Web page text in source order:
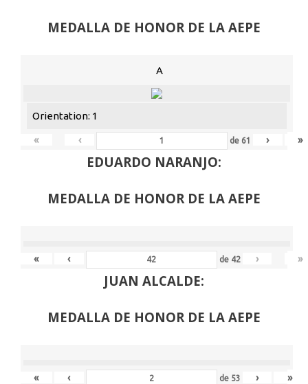
MEDALLA DE HONOR DE LA AEPE
A
Orientation: 1
« ‹ de 61 › »
EDUARDO NARANJO:
MEDALLA DE HONOR DE LA AEPE
« ‹ de 42 › »
JUAN ALCALDE:
MEDALLA DE HONOR DE LA AEPE
« ‹ de 53 › »